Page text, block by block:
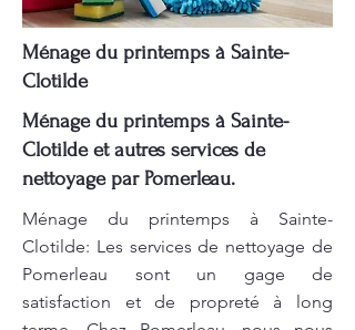
Ménage du printemps à Sainte-
Clotilde
Ménage du printemps à Sainte-
Clotilde et autres services de
nettoyage par Pomerleau.
Ménage du printemps à Sainte-
Clotilde: Les services de nettoyage de
Pomerleau sont un gage de
satisfaction et de propreté à long